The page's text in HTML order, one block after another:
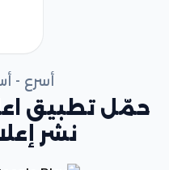
أسرع -
حمّل تطبيق
نشر